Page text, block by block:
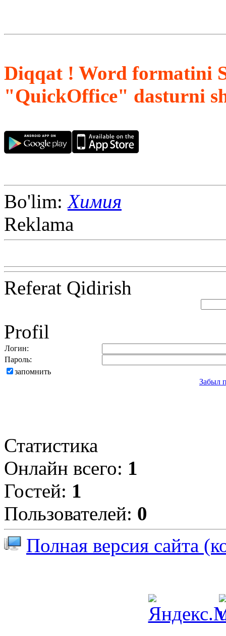
Diqqat ! Word formatini
"QuickOffice" dasturni
Bo'lim:Химия
Reklama
Referat Qidirish
Profil
Логин:
Пароль:
запомнить
Забыл
Статистика
Онлайн всего: 1
Гостей: 1
Пользователей: 0
Полная версия сайта